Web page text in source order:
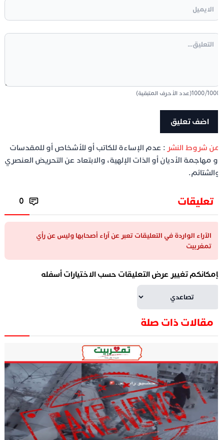
/
1000(عدد الأحرف المتبقية)
شروط النشر: عدم الإساءة للكاتب أو للأشخاص أو للمقدسات
مهاجمة الأديان أو الذات الإلهية، والابتعاد عن التحريض العنصري
تعليقات 0
الآراء الواردة في التعليقات تعبر عن آراء أصحابها وليس عن رأي
تمغربيت
تغيير عرض التعليقات حسب الاختيارات أسفله
مقالات ذات صلة